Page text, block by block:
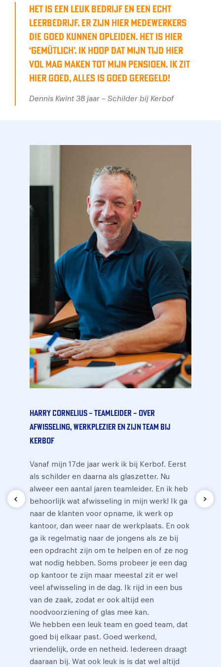
Het is een leuk bedrijf en een echt
leerbedrijf. Er zijn hier medewerkers
die goed kunnen opleiden. Het is hier
‘gemütlich’. Ik hoop dat mijn tijd hier
vol mag maken tot mijn pensioen. Ik zit
hier goed, alles is goed geregeld!
Dennis Kwint 38 jaar – Schilder bij Kerbof
Harry Cornelius – Teamleider – Over
afwisseling, werkplezier en zijn team bij
kerbof
Vanaf mijn 17de jaar werk ik bij Kerbof. Eerst
als schilder en daarna als glaszetter. Nu
alweer een aantal jaren teamleider. En ik heb
behoorlijk wat afwisseling in mijn werk! Ik ga
naar de klanten voor opname, ik werk op
kantoor, dan weer naar de werkplaats. En ook
ga ik regelmatig naar de jongens als ze bij
een opdracht zijn om te helpen en of ze nog
wat nodig hebben. Soms probeer je een dag
op kantoor te zijn maar meestal zit er wel
veel afwisseling in de dag. Ik rijd in een bus
van de zaak, zodat er ook altijd een
noodvoorziening of glas mee kan.
We hebben een leuk team en goed team, dat
goed bij elkaar past. Goed werkend,
vriendelijk, orde en netheid. Iedereen draagt
daaraan bij. Wat ook leuk is is dat wel altijd